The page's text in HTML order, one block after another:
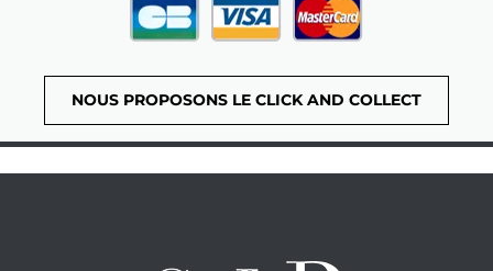
NOUS PROPOSONS LE CLICK AND COLLECT